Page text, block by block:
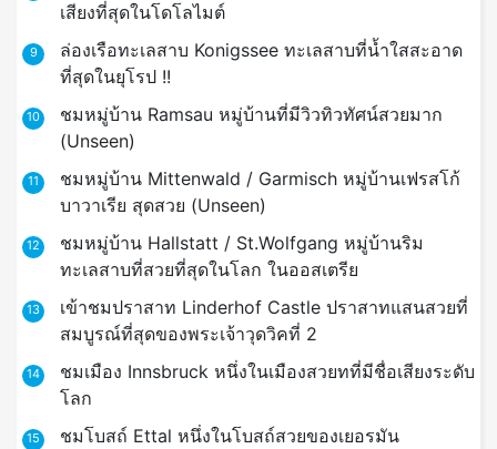
เสียงที่สุดในโดโลไมต์
9
ล่องเรือทะเลสาบ Konigssee ทะเลสาบที่น้ำใสสะอาด
ที่สุดในยุโรป !!
10
ชมหมู่บ้าน Ramsau หมู่บ้านที่มีวิวทิวทัศน์สวยมาก
(Unseen)
11
ชมหมู่บ้าน Mittenwald / Garmisch หมู่บ้านเฟรสโก้
บาวาเรีย สุดสวย (Unseen)
12
ชมหมู่บ้าน Hallstatt / St.Wolfgang หมู่บ้านริม
ทะเลสาบที่สวยที่สุดในโลก ในออสเตรีย
13
เข้าชมปราสาท Linderhof Castle ปราสาทแสนสวยที่
สมบูรณ์ที่สุดของพระเจ้าวุดวิคที่ 2
14
ชมเมือง Innsbruck หนึ่งในเมืองสวยทที่มีชื่อเสียงระดับ
โลก
15
ชมโบสถ์ Ettal หนึ่งในโบสถ์สวยของเยอรมัน